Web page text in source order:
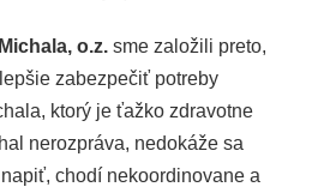
o.z. sme založili preto,
zabezpečiť potreby
ktorý je ťažko zdravotne
nerozpráva, nedokáže sa
chodí nekoordinovane a